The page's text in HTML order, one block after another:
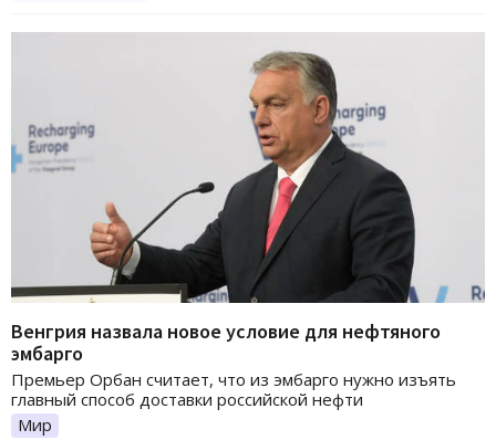
Венгрия назвала новое условие для нефтяного
эмбарго
Премьер Орбан считает, что из эмбарго нужно изъять
главный способ доставки российской нефти
Мир